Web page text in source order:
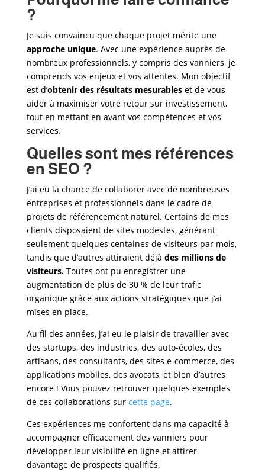
?
Je suis convaincu que chaque projet mérite une
approche unique. Avec une expérience auprès de
nombreux professionnels, y compris des vanniers, je
comprends vos enjeux et vos attentes. Mon objectif
est d’obtenir des résultats mesurableset de vous
aider à maximiser votre retour sur investissement,
tout en mettant en avant vos compétences et vos
services.
Quelles sont mes références
en SEO ?
J’ai eu la chance de collaborer avec de nombreuses
entreprises et professionnels dans le cadre de
projets de référencement naturel. Certains de mes
clients disposaient de sites modestes, générant
seulement quelques centaines de visiteurs par mois,
tandis que d’autres attiraient déjà des millions de
visiteurs.Toutes ont pu enregistrer une
augmentation de plus de 30 % de leur trafic
organique grâce aux actions stratégiques que j’ai
mises en place.
Au fil des années, j’ai eu le plaisir de travailler avec
des startups, des industries, des auto-écoles, des
artisans, des consultants, des sites e-commerce, des
applications mobiles, des avocats, et bien d’autres
encore ! Vous pouvez retrouver quelques exemples
de ces collaborations sur cette page.
Ces expériences me confortent dans ma capacité à
accompagner efficacement des vanniers pour
développer leur visibilité en ligne et attirer
davantage de prospects qualifiés.